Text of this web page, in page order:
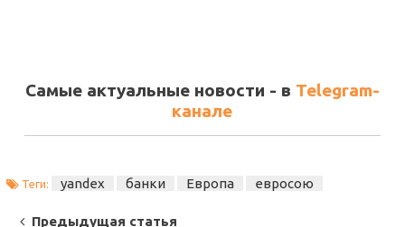
Самые актуальные новости - в Telegram-
канале
Теги: yandex банки Европа евросою
Предыдущая статья